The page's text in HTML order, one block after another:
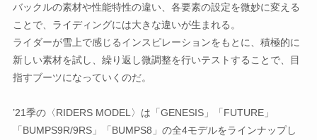
バックルの素材や性能特性の違い、各要素の設定を微妙に変える
ことで、ライディングには大きな違いが生まれる。
ライダーが雪上で感じるインスピレーションをもとに、積極的に
新しい素材を試し、繰り返し微調整を行いテストすることで、目
指すブーツになっていくのだ。
’21季の〈RIDERS MODEL〉は「GENESIS」「FUTURE」
「BUMPS9R/9RS」「BUMPS8」の全4モデルをラインナップし